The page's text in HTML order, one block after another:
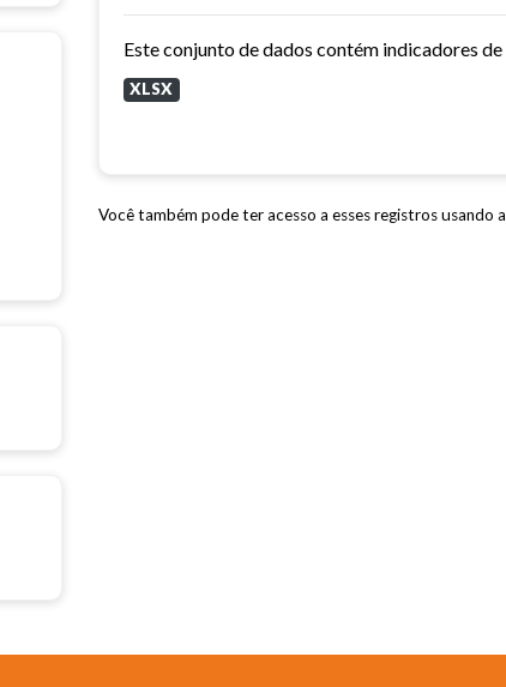
XLSX
Você também pode ter acesso a esses registros usando a